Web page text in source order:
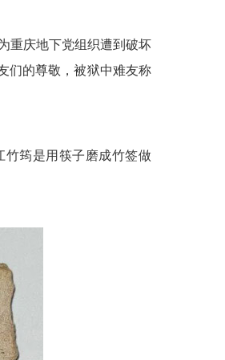
庆地下党组织遭到破坏
们的尊敬，被狱中难友称
筠是用筷子磨成竹签做